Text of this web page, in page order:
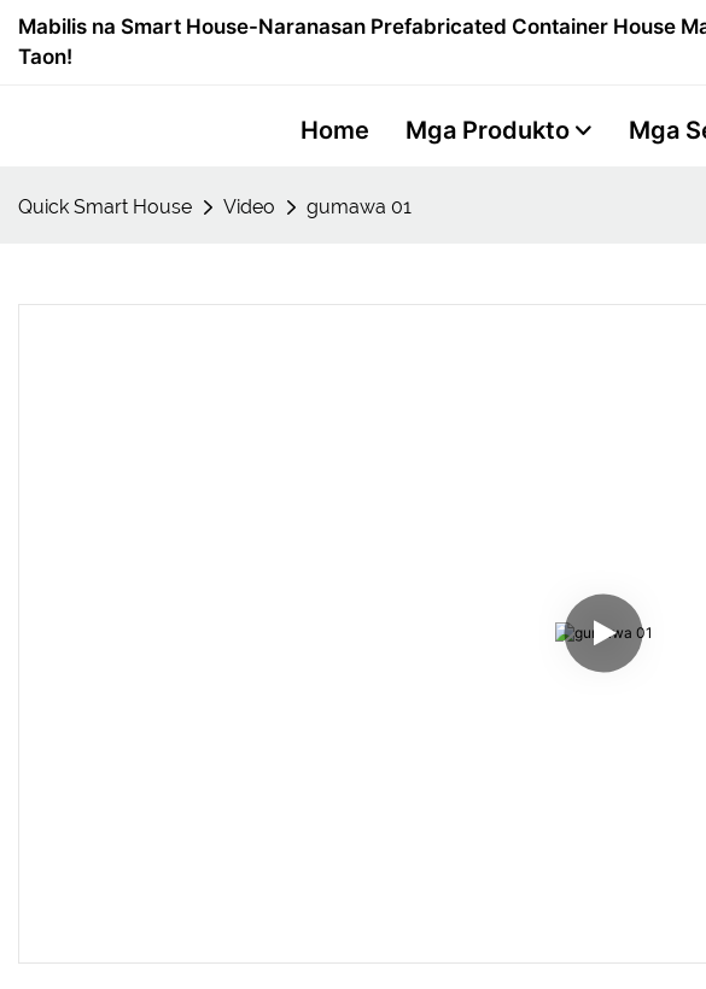
Mabilis na Smart House-Naranasan Prefabricated Container House
Taon!
Home Mga Produkto Mga
Quick Smart House Video gumawa 01